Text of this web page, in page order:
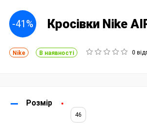
-41% Кросівки Nike
Nike В наявності 0
Розмір
46